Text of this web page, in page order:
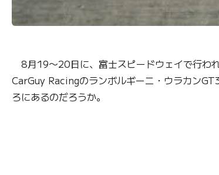
8月19〜20日に、富士スピードウェイで行わ
CarGuy Racingのランボルギーニ・ウラカン
ろにあるのだろうか。